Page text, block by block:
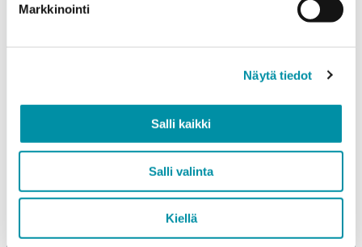
Markkinointi
Näytä tiedot
Salli kaikki
Salli valinta
Kiellä
Määrä (m)
EN AW-6063 (min. 250kg)
EN AW-6082 (min. 500kg)